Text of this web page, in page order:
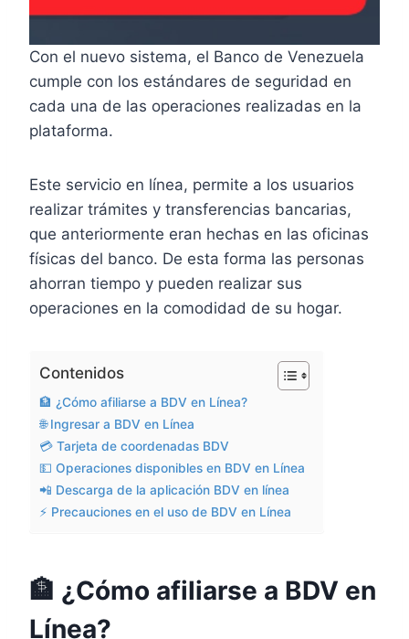
Con el nuevo sistema, el Banco de Venezuela
cumple con los estándares de seguridad en
cada una de las operaciones realizadas en la
plataforma.
Este servicio en línea, permite a los usuarios
realizar trámites y transferencias bancarias,
que anteriormente eran hechas en las oficinas
físicas del banco. De esta forma las personas
ahorran tiempo y pueden realizar sus
operaciones en la comodidad de su hogar.
Contenidos
🏦 ¿Cómo afiliarse a BDV en Línea?
🌐 Ingresar a BDV en Línea
💳 Tarjeta de coordenadas BDV
💵 Operaciones disponibles en BDV en Línea
📲 Descarga de la aplicación BDV en línea
⚡ Precauciones en el uso de BDV en Línea
🏦 ¿Cómo afiliarse a BDV en
Línea?